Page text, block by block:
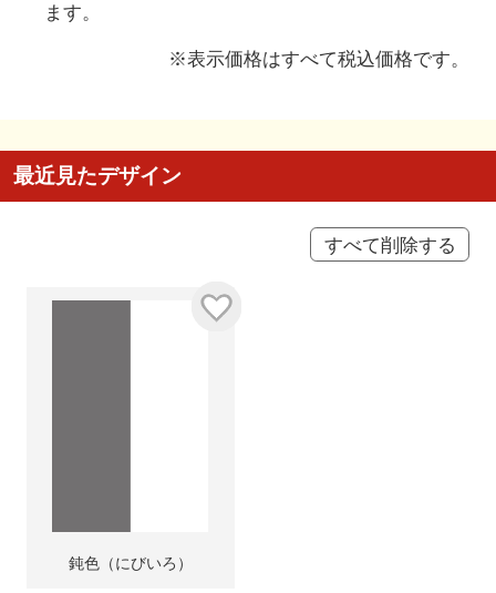
ます。
※表示価格はすべて税込価格です。
最近見たデザイン
すべて削除する
鈍色（にびいろ）